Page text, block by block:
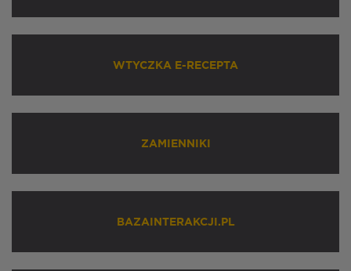
WTYCZKA E-RECEPTA
ZAMIENNIKI
BAZAINTERAKCJI.PL